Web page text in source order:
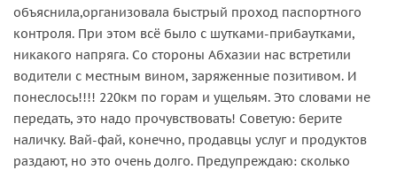
объяснила,организовала быстрый проход паспортного
контроля. При этом всё было с шутками-прибаутками,
никакого напряга. Со стороны Абхазии нас встретили
водители с местным вином, заряженные позитивом. И
понеслось!!!! 220км по горам и ущельям. Это словами не
передать, это надо прочувствовать! Советую: берите
наличку. Вай-фай, конечно, продавцы услуг и продуктов
раздают, но это очень долго. Предупреждаю: сколько